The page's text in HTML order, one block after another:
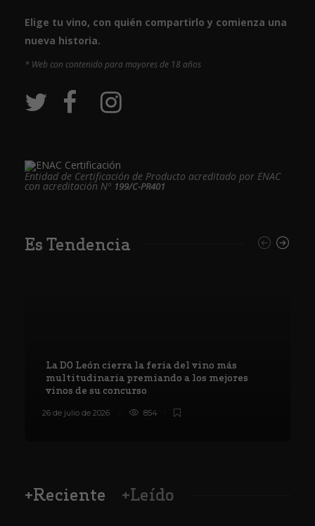
Elige tu vino, con quién compartirlo y comienza una
nueva historia.
* Web con contenido para mayores de 18 años
Entidad de Certificación de Producto acreditado por ENAC
con acreditación Nº 199/C-PR401
Es Tendencia
La DO León cierra la feria del vino más
multitudinaria premiando a los mejores
vinos de su concurso
26 de julio de 2026 854
+Reciente +Leído